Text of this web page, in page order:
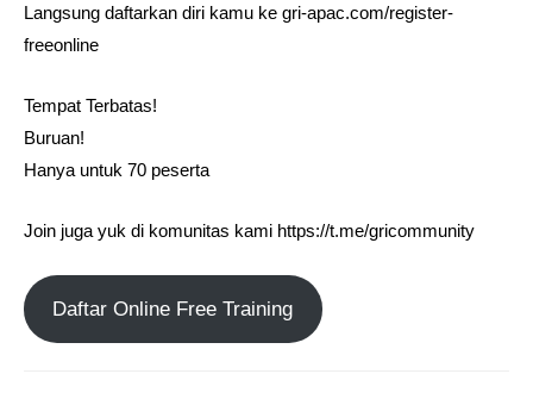
⁣Langsung daftarkan diri kamu ke gri-apac.com/register-
freeonline
Tempat Terbatas! ⁣
Buruan!
Hanya untuk 70 peserta⁣
Join juga yuk di komunitas kami https://t.me/gricommunity
Daftar Online Free Training